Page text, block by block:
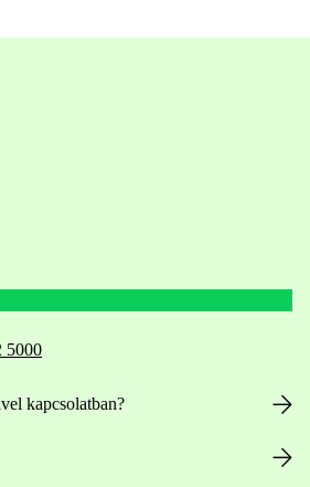
5000
kapcsolatban?